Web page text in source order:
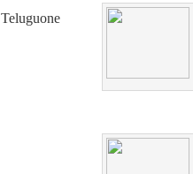
Teluguone